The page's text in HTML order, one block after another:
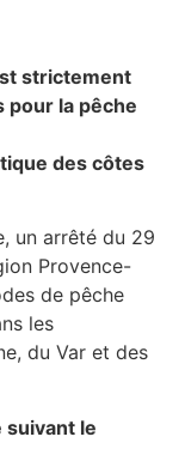
strictement
pour la pêche
des côtes
un arrêté du 29
Provence-
de pêche
les
du Var et des
suivant le